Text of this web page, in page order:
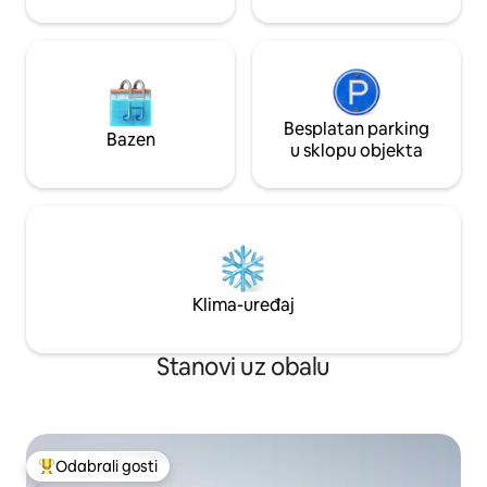
Bazen
Besplatan parking
u sklopu objekta
Klima-uređaj
Stanovi uz obalu
Među najviše rangiranima s oznakom „Odabrali gosti”
Odabrali gosti